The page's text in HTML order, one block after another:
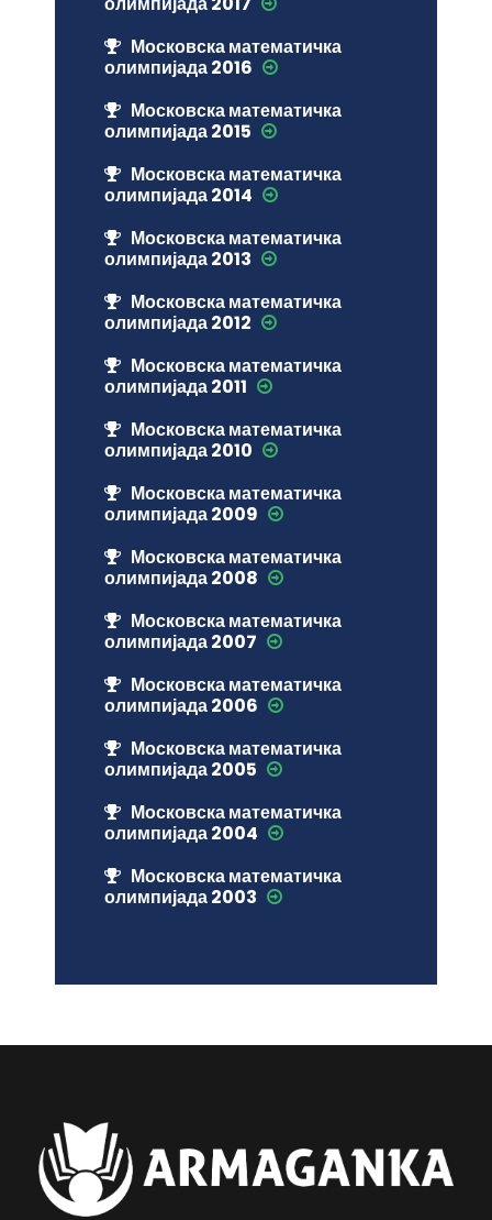
Московска математичка
олимпијада 2016
Московска математичка
олимпијада 2015
Московска математичка
олимпијада 2014
Московска математичка
олимпијада 2013
Московска математичка
олимпијада 2012
Московска математичка
олимпијада 2011
Московска математичка
олимпијада 2010
Московска математичка
олимпијада 2009
Московска математичка
олимпијада 2008
Московска математичка
олимпијада 2007
Московска математичка
олимпијада 2006
Московска математичка
олимпијада 2005
Московска математичка
олимпијада 2004
Московска математичка
олимпијада 2003